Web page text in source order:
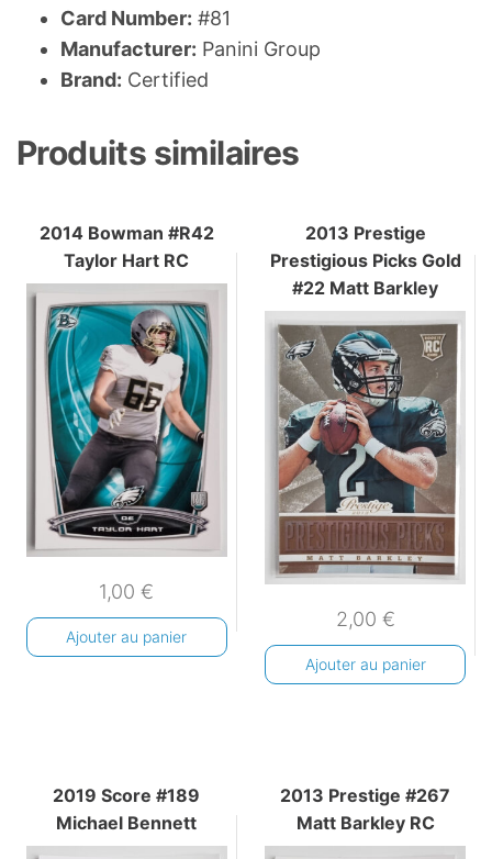
Card Number: #81
Manufacturer: Panini Group
Brand: Certified
Produits similaires
2014 Bowman #R42
Taylor Hart RC
1,00€
Ajouter au panier
2013 Prestige
Prestigious Picks Gold
#22 Matt Barkley
2,00 €
Ajouter au panier
2019 Score #189
Michael Bennett
2013 Prestige #267
Matt Barkley RC